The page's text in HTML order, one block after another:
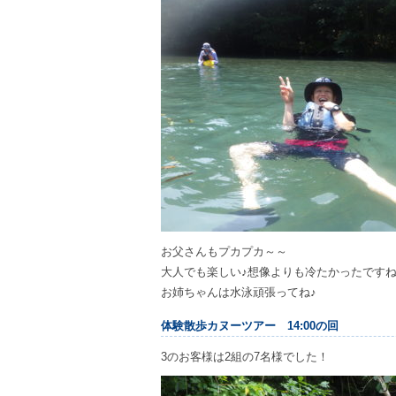
お父さんもプカプカ～～
大人でも楽しい♪想像よりも冷たかったです
お姉ちゃんは水泳頑張ってね♪
体験散歩カヌーツアー 14:00の回
3のお客様は2組の7名様でした！